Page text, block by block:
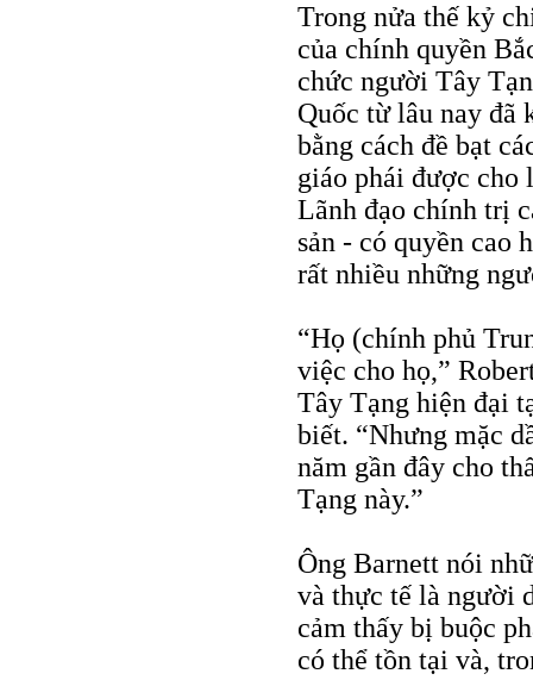
Trong nửa thế kỷ
của chính quyền
chức người Tây
Quốc từ lâu nay đã
bằng cách đề bạt
giáo phái được
Lãnh đạo chính trị
sản - có quyền cao
rất nhiều những
“Họ (chính phủ
việc cho họ,”
Tây Tạng hiện đại
biết. “Nhưng mặc
năm gần đây cho
Tạng này.”
Ông Barnett nói
và thực tế là người
cảm thấy bị buộc
có thể tồn tại và,